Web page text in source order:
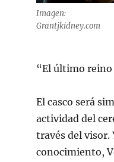
Imagen:
Grantjkidney.com
“El último reino
El casco será
actividad del
través del visor.
conocimiento,